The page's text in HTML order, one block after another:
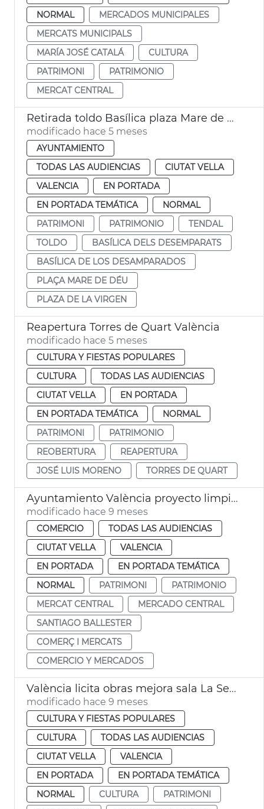
NORMAL
MERCADOS MUNICIPALES
MERCATS MUNICIPALS
MARÍA JOSÉ CATALÁ
CULTURA
PATRIMONI
PATRIMONIO
MERCAT CENTRAL
Retirada toldo Basílica plaza Mare de Déu
modificado hace 5 meses
AYUNTAMIENTO
TODAS LAS AUDIENCIAS
CIUTAT VELLA
VALENCIA
EN PORTADA
EN PORTADA TEMÁTICA
NORMAL
PATRIMONI
PATRIMONIO
TENDAL
TOLDO
BASÍLICA DELS DESEMPARATS
BASÍLICA DE LOS DESAMPARADOS
PLAÇA MARE DE DÉU
PLAZA DE LA VIRGEN
Reapertura Torres de Quart València
modificado hace 5 meses
CULTURA Y FIESTAS POPULARES
CULTURA
TODAS LAS AUDIENCIAS
CIUTAT VELLA
EN PORTADA
EN PORTADA TEMÁTICA
NORMAL
PATRIMONI
PATRIMONIO
REOBERTURA
REAPERTURA
JOSÉ LUIS MORENO
TORRES DE QUART
Ayuntamiento València proyecto limpieza fachadas Mercado Central
modificado hace 9 meses
COMERCIO
TODAS LAS AUDIENCIAS
CIUTAT VELLA
VALENCIA
EN PORTADA
EN PORTADA TEMÁTICA
NORMAL
PATRIMONI
PATRIMONIO
MERCAT CENTRAL
MERCADO CENTRAL
SANTIAGO BALLESTER
COMERÇ I MERCATS
COMERCIO Y MERCADOS
València licita obras mejora sala La Serre Museu de la Ciutat
modificado hace 9 meses
CULTURA Y FIESTAS POPULARES
CULTURA
TODAS LAS AUDIENCIAS
CIUTAT VELLA
VALENCIA
EN PORTADA
EN PORTADA TEMÁTICA
NORMAL
CULTURA
PATRIMONI